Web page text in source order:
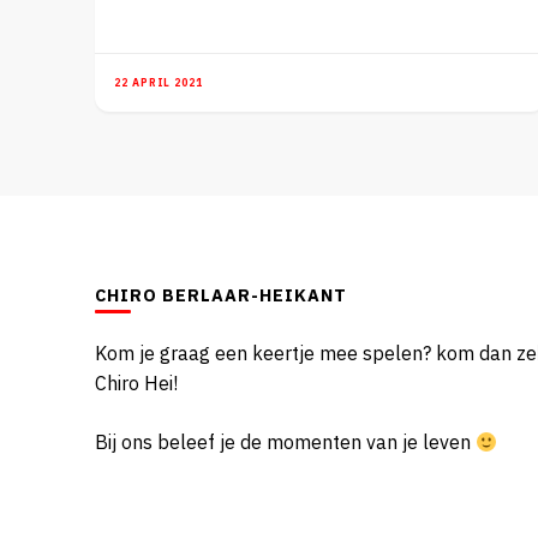
22 APRIL 2021
CHIRO BERLAAR-HEIKANT
Kom je graag een keertje mee spelen? kom dan
Chiro Hei!
Bij ons beleef je de momenten van je leven